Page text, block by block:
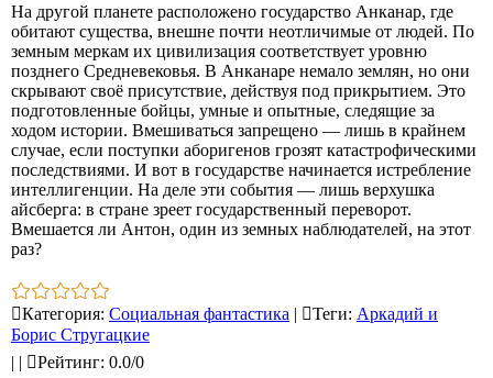
На другой планете расположено государство Анканар, где
обитают существа, внешне почти неотличимые от людей. По
земным меркам их цивилизация соответствует уровню
позднего Средневековья. В Анканаре немало землян, но они
скрывают своё присутствие, действуя под прикрытием. Это
подготовленные бойцы, умные и опытные, следящие за
ходом истории. Вмешиваться запрещено — лишь в крайнем
случае, если поступки аборигенов грозят катастрофическими
последствиями. И вот в государстве начинается истребление
интеллигенции. На деле эти события — лишь верхушка
айсберга: в стране зреет государственный переворот.
Вмешается ли Антон, один из земных наблюдателей, на этот
раз?
Категория: Социальная фантастика | Теги: Аркадий и
Борис Стругацкие
| | Рейтинг: 0.0/0